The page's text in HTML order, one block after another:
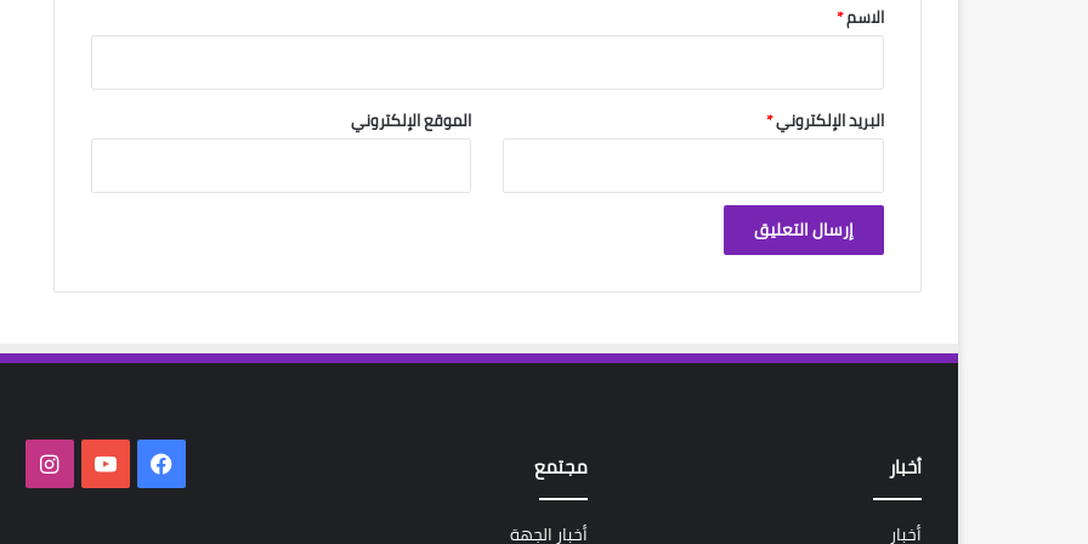
*
الاسم*
البريد الإلكتروني* الموقع الإلكتروني
أخبار
أخبار
مجتمع
أخبار الجهة
فيسبوك‫YouTube